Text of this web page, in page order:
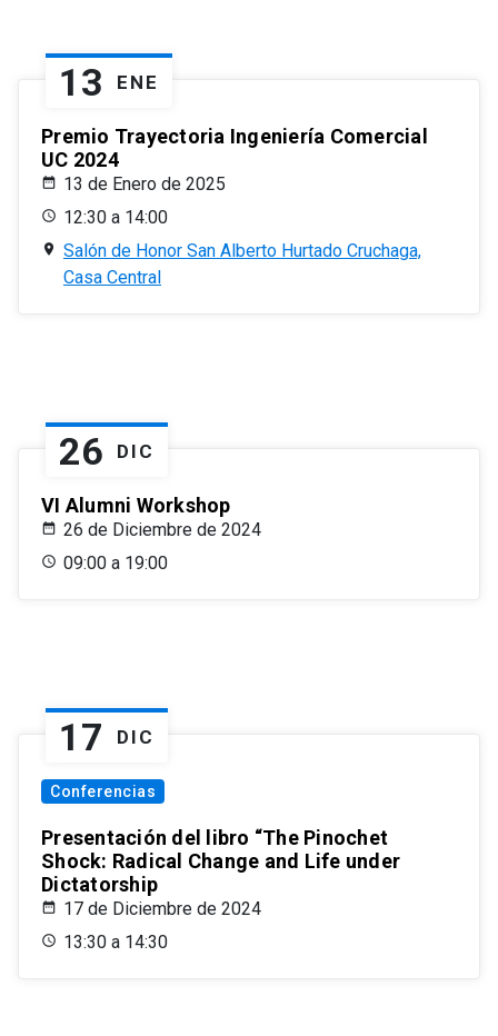
13 ENE
Premio Trayectoria Ingeniería Comercial
UC 2024
13 de Enero de 2025
12:30 a 14:00
Salón de Honor San Alberto Hurtado Cruchaga,
Casa Central
26 DIC
VI Alumni Workshop
26 de Diciembre de 2024
09:00 a 19:00
17 DIC
Conferencias
Presentación del libro “The Pinochet
Shock: Radical Change and Life under
Dictatorship
17 de Diciembre de 2024
13:30 a 14:30